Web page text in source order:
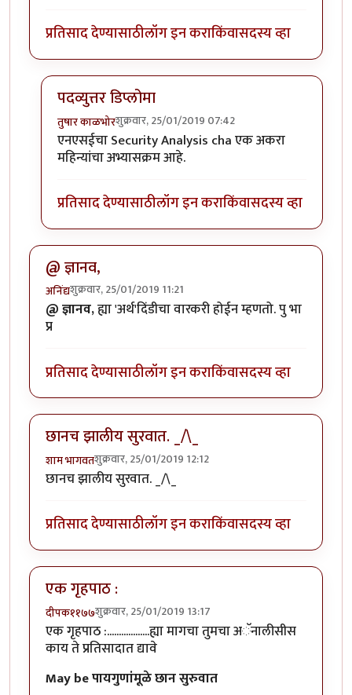
प्रतिसाद देण्यासाठीलॉग इन कराकिंवासदस्य व्हा
पदव्युत्तर डिप्लोमा
तुषार काळभोरशुक्रवार, 25/01/2019 07:42
In reply toवा ! मस्त !! सुरूवात तर छानbyउगा काहितरीच
एनएसईचा Security Analysis cha एक अकरा
महिन्यांचा अभ्यासक्रम आहे.
प्रतिसाद देण्यासाठीलॉग इन कराकिंवासदस्य व्हा
@ ज्ञानव,
अनिंद्यशुक्रवार, 25/01/2019 11:21
@ ज्ञानव,ह्या 'अर्थ'दिंडीचा वारकरी होईन म्हणतो. पु भा
प्र
प्रतिसाद देण्यासाठीलॉग इन कराकिंवासदस्य व्हा
छानच झालीय सुरवात. _/\_
शाम भागवतशुक्रवार, 25/01/2019 12:12
छानच झालीय सुरवात. _/\_
प्रतिसाद देण्यासाठीलॉग इन कराकिंवासदस्य व्हा
एक गृहपाठ :
दीपक११७७शुक्रवार, 25/01/2019 13:17
एक गृहपाठ :..................ह्या मागचा तुमचा अॅनालीसीस
काय ते प्रतिसादात द्यावे
May be पायगुणांमूळेछान सुरुवात